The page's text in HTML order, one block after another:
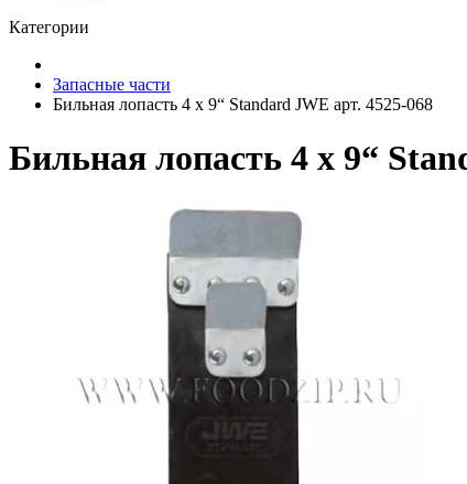
Категории
Запасные части
Бильная лопасть 4 x 9“ Standard JWE арт. 4525-068
Бильная лопасть 4 x 9“